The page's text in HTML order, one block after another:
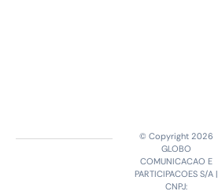
© Copyright 2026
GLOBO
COMUNICACAO E
PARTICIPACOES S/A |
CNPJ: